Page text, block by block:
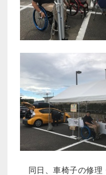
同日、車椅子の修理